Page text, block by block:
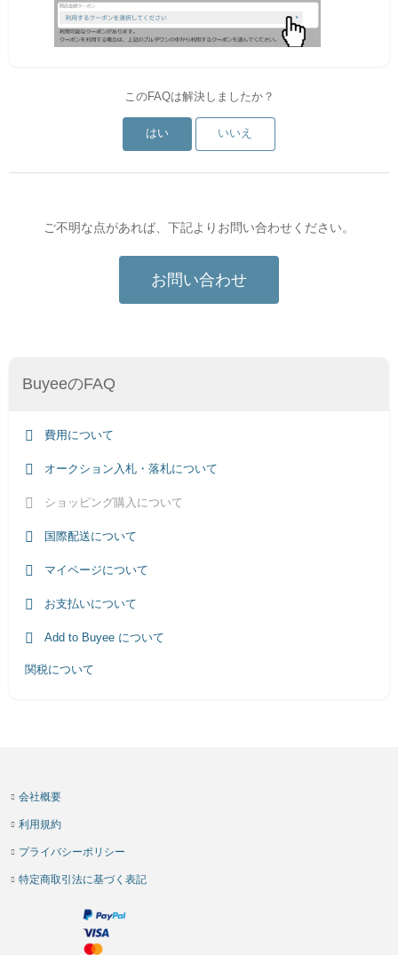
BuyeeのFAQ
費用について
オークション入札・落札について
ショッピング購入について
国際配送について
マイページについて
お支払いについて
Add to Buyee について
関税について
このFAQは解決しましたか？
はい いいえ
ご不明な点があれば、下記よりお問い合わせください。
お問い合わせ
会社概要
利用規約
プライバシーポリシー
特定商取引法に基づく表記